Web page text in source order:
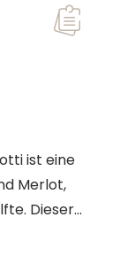
ist eine
Merlot,
Dieser